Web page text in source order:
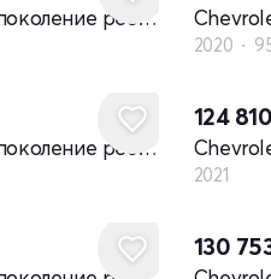
Chevrolet Cobalt II - поколение рестайлинг
2020
Chevrolet Cobalt II - поколение рестайлинг
124
2021
130